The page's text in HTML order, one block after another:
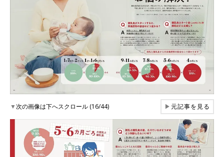
▼次の画像は下へスクロール (16/44) ▶元記事を見る